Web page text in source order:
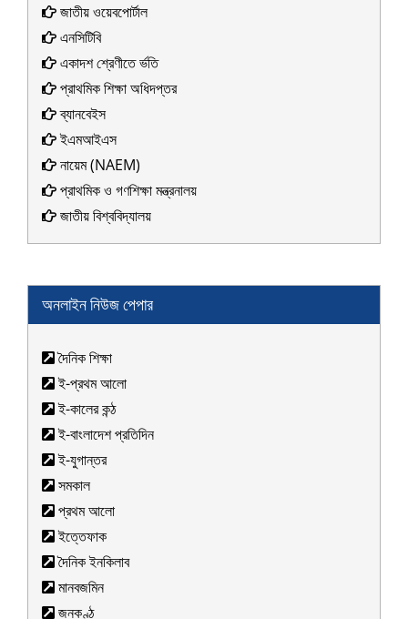
জাতীয় ওয়েবপোর্টাল
এনসিটিবি
একাদশ শ্রেণীতে র্ভতি
প্রাথমিক শিক্ষা অধিদপ্তর
ব্যানবেইস
ইএমআইএস
নায়েম (NAEM)
প্রাথমিক ও গণশিক্ষা মন্ত্রনালয়
জাতীয় বিশ্ববিদ্যালয়
অনলাইন নিউজ পেপার
দৈনিক শিক্ষা
ই-প্রথম আলো
ই-কালের কন্ঠ
ই-বাংলাদেশ প্রতিদিন
ই-যুগান্তর
সমকাল
প্রথম আলো
ইত্তেফাক
দৈনিক ইনকিলাব
মানবজমিন
জনকণ্ঠ